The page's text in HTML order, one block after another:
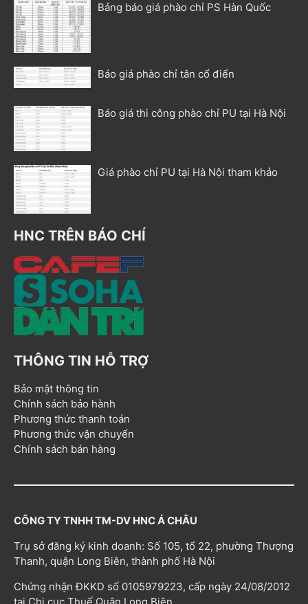
Bảng báo giá phào chỉ PS Hàn Quốc
Báo giá phào chỉ tân cổ điển
Báo giá thi công phào chỉ PU tại Hà Nội
Giá phào chỉ PU tại Hà Nội tham khảo
HNC TRÊN BÁO CHÍ
THÔNG TIN HỖ TRỢ
Bảo mật thông tin
Chính sách bảo hành
Phương thức thanh toán
Phương thức vận chuyển
Chính sách bán hàng
CÔNG TY TNHH TM-DV HNC Á CHÂU
Trụ sở đăng ký kinh doanh: Số 105, tổ 22, phường Thượng
Thanh, quận Long Biên, thành phố Hà Nội
Chứng nhận ĐKKD số 0105979223, cấp ngày 24/08/2012